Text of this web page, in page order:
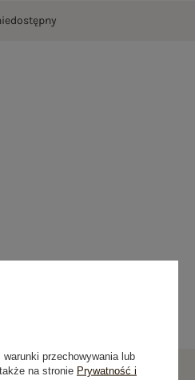
warunki przechowywania lub
na stronie Prywatność i